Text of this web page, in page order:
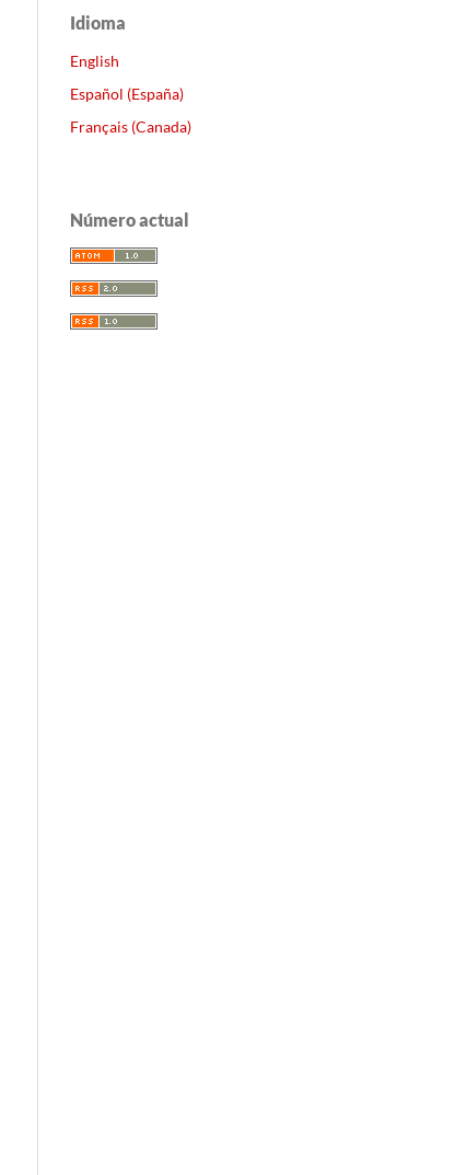
Idioma
English
Español (España)
Français (Canada)
Número actual